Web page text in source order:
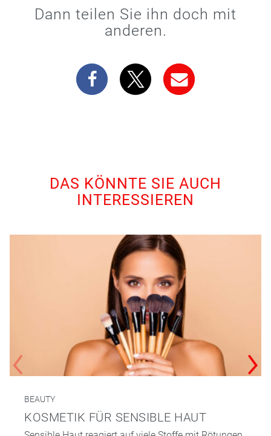
Dann teilen Sie ihn doch mit
anderen.
DAS KÖNNTE SIE AUCH
INTERESSIEREN
BEAUTY
KOSMETIK FÜR SENSIBLE HAUT